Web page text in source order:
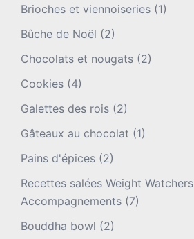
Brioches et viennoiseries (1)
Bûche de Noël (2)
Chocolats et nougats (2)
Cookies (4)
Galettes des rois (2)
Gâteaux au chocolat (1)
Pains d'épices (2)
Recettes salées Weight Watchers
Accompagnements (7)
Bouddha bowl (2)